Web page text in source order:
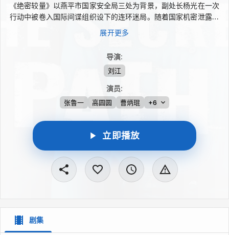
《绝密较量》以燕平市国家安全局三处为背景，副处长杨光在一次
行动中被卷入国际间谍组织设下的连环迷局。随着国家机密泄露危
机浮出水面，他带领队员抽丝剥茧追查真相。神秘女子赵亚苧身份
难辨，既像阻碍调查，又似在暗中推动局势。面对潜伏暗处的敌人
展开更多
导演:
刘江
演员:
张鲁一 高圆圆 曹炳琨 +6
立即播放
剧集